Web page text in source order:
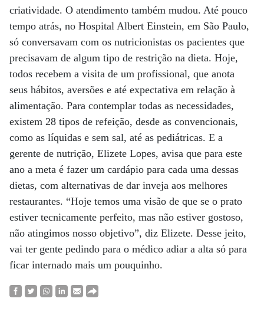
criatividade. O atendimento também mudou. Até pouco
tempo atrás, no Hospital Albert Einstein, em São Paulo,
só conversavam com os nutricionistas os pacientes que
precisavam de algum tipo de restrição na dieta. Hoje,
todos recebem a visita de um profissional, que anota
seus hábitos, aversões e até expectativa em relação à
alimentação. Para contemplar todas as necessidades,
existem 28 tipos de refeição, desde as convencionais,
como as líquidas e sem sal, até as pediátricas. E a
gerente de nutrição, Elizete Lopes, avisa que para este
ano a meta é fazer um cardápio para cada uma dessas
dietas, com alternativas de dar inveja aos melhores
restaurantes. “Hoje temos uma visão de que se o prato
estiver tecnicamente perfeito, mas não estiver gostoso,
não atingimos nosso objetivo”, diz Elizete. Desse jeito,
vai ter gente pedindo para o médico adiar a alta só para
ficar internado mais um pouquinho.